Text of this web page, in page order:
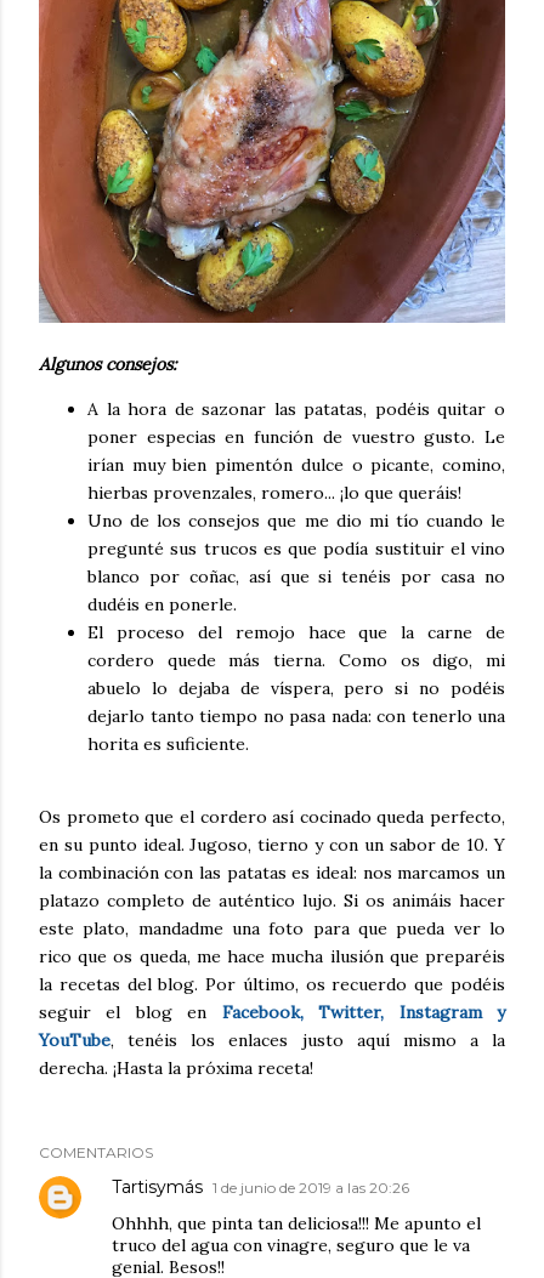
Algunos consejos:
A la hora de sazonar las patatas, podéis quitar o
poner especias en función de vuestro gusto. Le
irían muy bien pimentón dulce o picante, comino,
hierbas provenzales, romero... ¡lo que queráis!
Uno de los consejos que me dio mi tío cuando le
pregunté sus trucos es que podía sustituir el vino
blanco por coñac, así que si tenéis por casa no
dudéis en ponerle.
El proceso del remojo hace que la carne de
cordero quede más tierna. Como os digo, mi
abuelo lo dejaba de víspera, pero si no podéis
dejarlo tanto tiempo no pasa nada: con tenerlo una
horita es suficiente.
Os prometo que el cordero así cocinado queda perfecto,
en su punto ideal. Jugoso, tierno y con un sabor de 10. Y
la combinación con las patatas es ideal: nos marcamos un
platazo completo de auténtico lujo. Si os animáis hacer
este plato, mandadme una foto para que pueda ver lo
rico que os queda, me hace mucha ilusión que preparéis
la recetas del blog. Por último, os recuerdo que podéis
seguir el blog en Facebook, Twitter, Instagram y
YouTube, tenéis los enlaces justo aquí mismo a la
derecha. ¡Hasta la próxima receta!
COMENTARIOS
Tartisymás 1 de junio de 2019 a las 20:26
Ohhhh, que pinta tan deliciosa!!! Me apunto el
truco del agua con vinagre, seguro que le va
genial. Besos!!